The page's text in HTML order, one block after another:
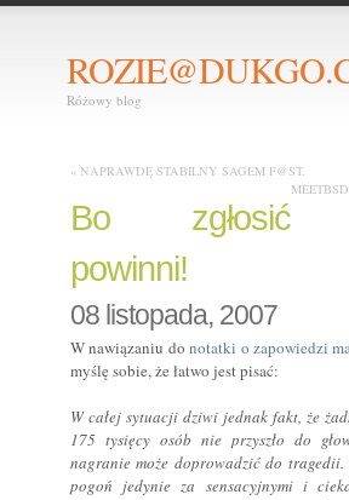
Różowy blog
« NAPRAWDĘ STABILNY SAGEM F@ST.
Bo zgłosić
powinni!
08 listopada, 2007
W nawiązaniu donotatki o zapowiedzi
myślę sobie, że łatwo jest pisać:
W całej sytuacji dziwi jednak fakt, że
175 tysięcy osób nie przyszło do
nagranie może doprowadzić do
pogoń jedynie za sensacyjnymi i